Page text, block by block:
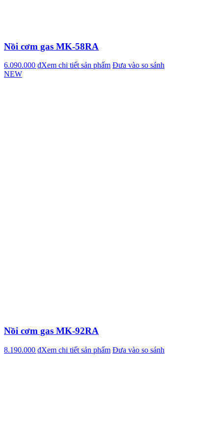
Nồi cơm gas MK-58RA
6.090.000 ₫Xem chi tiết sản phẩm Đưa vào so sánh
NEW
Nồi cơm gas MK-92RA
8.190.000 ₫Xem chi tiết sản phẩm Đưa vào so sánh